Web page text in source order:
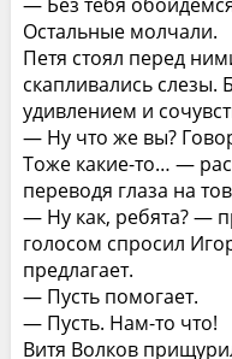
Остальные молчали.
Петя стоял перед
скапливались слезы.
удивлением и
— Ну что же вы?
Тоже какие-то… —
переводя глаза на
— Ну как, ребята? —
голосом спросил
предлагает.
— Пусть помогает.
— Пусть. Нам-то что!
Витя Волков